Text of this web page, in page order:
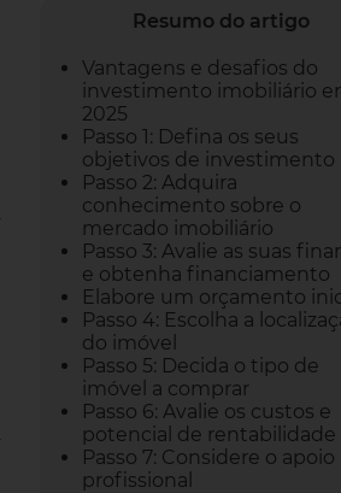
Resumo do artigo
Vantagens e desafios do
investimento imobiliário
2025
Passo 1: Defina os seus
objetivos de investimento
Passo 2: Adquira
conhecimento sobre o
mercado imobiliário
Passo 3: Avalie as suas
e obtenha financiamento
Elabore um orçamento
Passo 4: Escolha a
do imóvel
Passo 5: Decida o tipo de
imóvel a comprar
Passo 6: Avalie os custos e
potencial de rentabilidade
Passo 7: Considere o apoio
profissional